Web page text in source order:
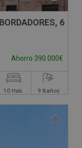
6
Ahorro 390.000€
10 Hab. 9 Baños